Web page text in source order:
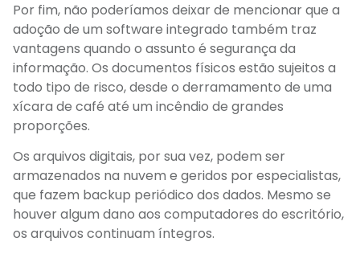
Por fim, não poderíamos deixar de mencionar que a
adoção de um software integrado também traz
vantagens quando o assunto é segurança da
informação. Os documentos físicos estão sujeitos a
todo tipo de risco, desde o derramamento de uma
xícara de café até um incêndio de grandes
proporções.
Os arquivos digitais, por sua vez, podem ser
armazenados na nuvem e geridos por especialistas,
que fazem backup periódico dos dados. Mesmo se
houver algum dano aos computadores do escritório,
os arquivos continuam íntegros.